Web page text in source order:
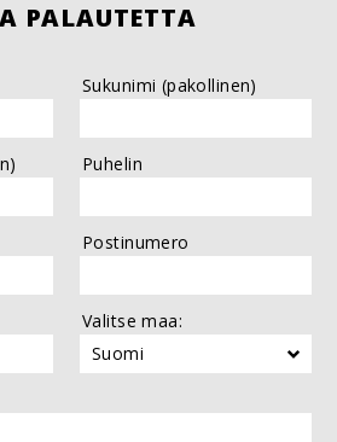
PALAUTETTA
Sukunimi (pakollinen)
Puhelin
Postinumero
Valitse maa: